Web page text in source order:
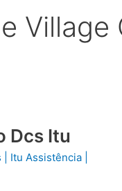
Village
Dcs Itu
Itu Assistência